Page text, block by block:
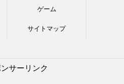
ゲーム
サイトマップ
サーリンク